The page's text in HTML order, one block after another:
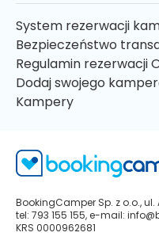
System rezerwacji
Bezpieczeństwo
Regulamin rezerwacji
Dodaj swojego
Kampery
BookingCamper Sp. z o.o., ul.
tel: 793 155 155, e-mail:
KRS 0000962681